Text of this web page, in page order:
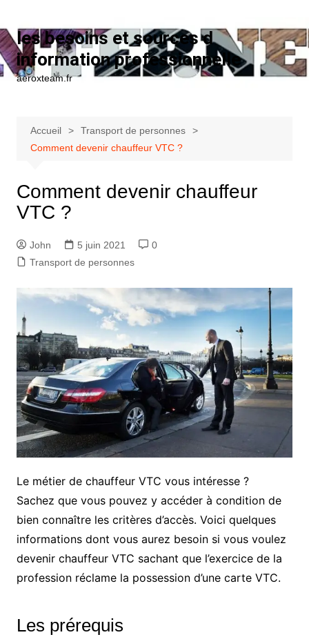
les besoins et sources d
information professionnelle
aeroxteam.fr
Accueil
Transport de personnes
Comment devenir chauffeur VTC ?
Comment devenir chauffeur
VTC ?
John 5 juin 2021
0
Transport de personnes
Le métier de chauffeur VTC vous intéresse ?
Sachez que vous pouvez y accéder à condition de
bien connaître les critères d’accès. Voici quelques
informations dont vous aurez besoin si vous voulez
devenir chauffeur VTC sachant que l’exercice de la
profession réclame la possession d’une carte VTC.
Les prérequis